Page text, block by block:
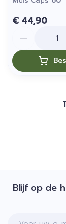
€ 44,90
Blijf op de
E-mail adres